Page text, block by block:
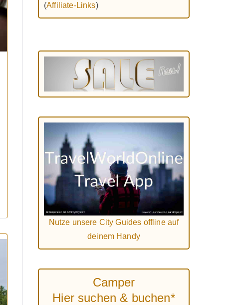
(Affiliate-Links)
Nutze unsere City Guides offline auf
deinem Handy
Camper
Hier suchen & buchen*